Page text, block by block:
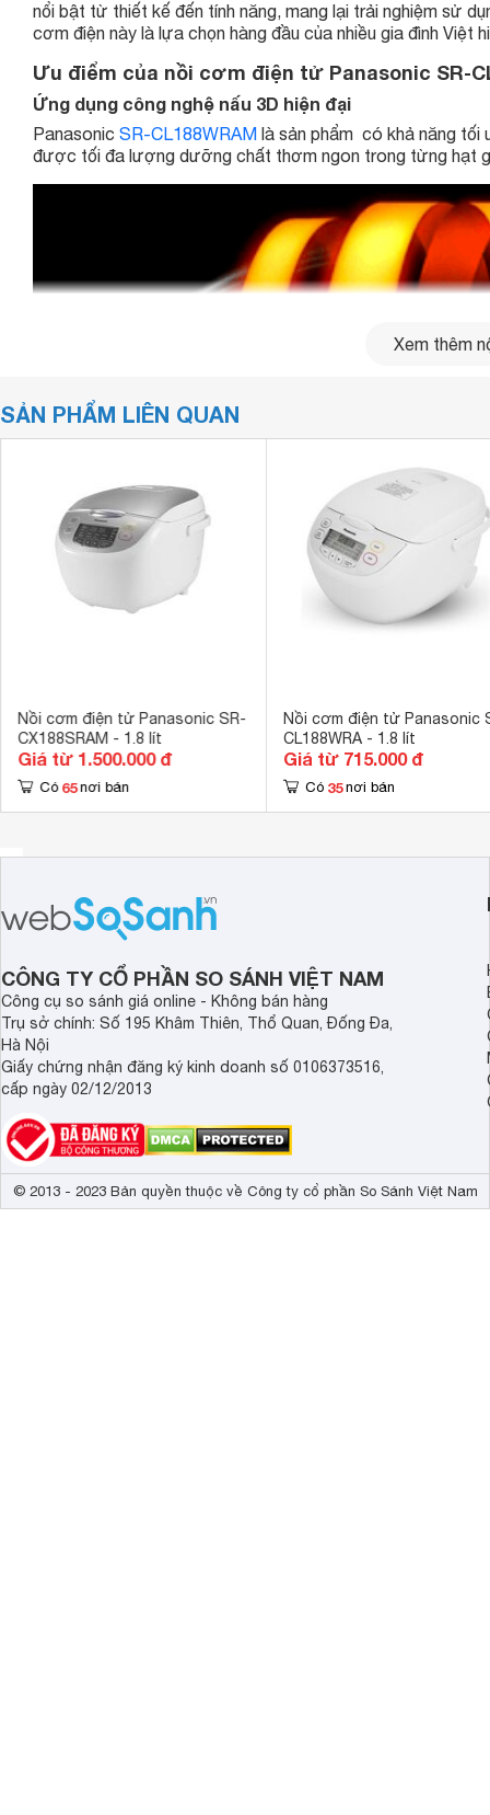
nổi bật từ thiết kế đến tính năng, mang lại trải nghiệm sử
cơm điện này là lựa chọn hàng đầu của nhiều gia đình Việt
Ưu điểm của nồi cơm điện tử Panasonic SR-
Ứng dụng công nghệ nấu 3D hiện đại
Panasonic SR-CL188WRAM là sản phẩm có khả năng tối
được tối đa lượng dưỡng chất thơm ngon trong từng hạt
dưới lên trên và luân chuyển xung quanh thành nồi, giúp
có của hạt gạo. Công suất của nồi là 765W giúp cơm chín
Tích hợp tới 16 chương trình nấu đa dạng
Nồi cơm điện tử Panasonic SR-CL188WRAM được tích
chọn sao cho phù hợp với các nguyên liệu đa dạng như
gạo như nấu dẻo, nấu gạo trắng cứng... Nhờ đó, chỉ với
biến được nhiều món ăn cho gia đình.
Xem thêm
SẢN PHẨM LIÊN QUAN
Nồi cơm điện tử Panasonic SR-
CX188SRAM - 1.8 lít
Giá từ 1.500.000 đ
Có 65 nơi bán
Nồi cơm điện tử Panasonic
CL188WRA - 1.8 lít
Giá từ 715.000 đ
Có 35 nơi bán
CÔNG TY CỔ PHẦN SO SÁNH VIỆT NAM
Công cụ so sánh giá online - Không bán hàng
Trụ sở chính: Số 195 Khâm Thiên, Thổ Quan, Đống Đa,
Hà Nội
Giấy chứng nhận đăng ký kinh doanh số 0106373516,
cấp ngày 02/12/2013
© 2013 - 2023 Bản quyền thuộc về Công ty cổ phần So Sánh Việt Nam